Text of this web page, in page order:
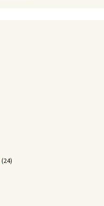
(24)